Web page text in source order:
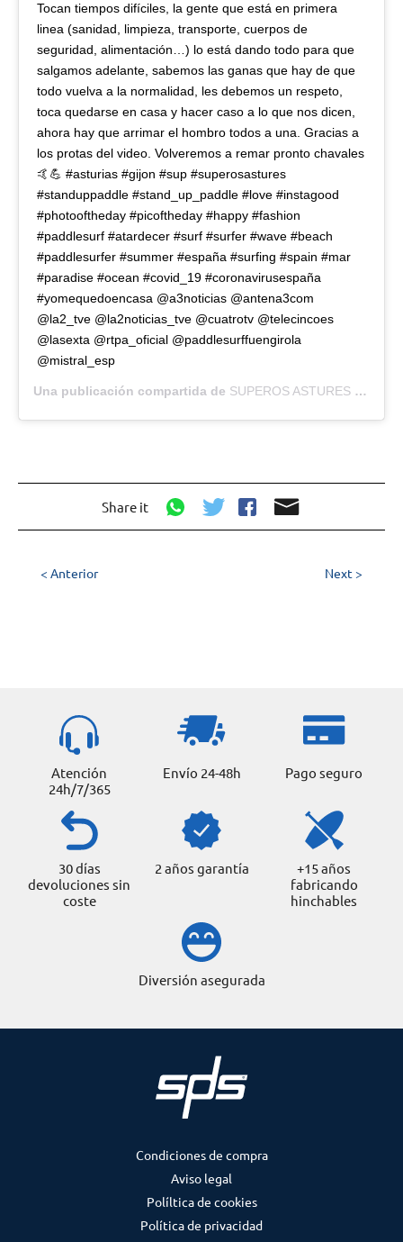
Tocan tiempos difíciles, la gente que está en primera
linea (sanidad, limpieza, transporte, cuerpos de
seguridad, alimentación…) lo está dando todo para que
salgamos adelante, sabemos las ganas que hay de que
todo vuelva a la normalidad, les debemos un respeto,
toca quedarse en casa y hacer caso a lo que nos dicen,
ahora hay que arrimar el hombro todos a una. Gracias a
los protas del video. Volveremos a remar pronto chavales
🤙💪 #asturias #gijon #sup #superosastures
#standuppaddle #stand_up_paddle #love #instagood
#photooftheday #picoftheday #happy #fashion
#paddlesurf #atardecer #surf #surfer #wave #beach
#paddlesurfer #summer #españa #surfing #spain #mar
#paradise #ocean #covid_19 #coronavirusespaña
#yomequedoencasa @a3noticias @antena3com
@la2_tve @la2noticias_tve @cuatrotv @telecincoes
@lasexta @rtpa_oficial @paddlesurffuengirola
@mistral_esp
Una publicación compartida de SUPEROS ASTURES
Share it
< Anterior Next >
Atención
24h/7/365
Envío 24-48h Pago seguro
30 días
devoluciones sin
coste
2 años garantía
+15 años
fabricando
hinchables
Diversión asegurada
Condiciones de compra
Aviso legal
Políltica de cookies
Política de privacidad